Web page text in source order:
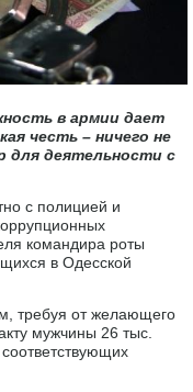
в армии дает
честь – ничего не
для деятельности с
с полицией и
командира роты
в Одесской
требуя от желающего
мужчины 26 тыс.